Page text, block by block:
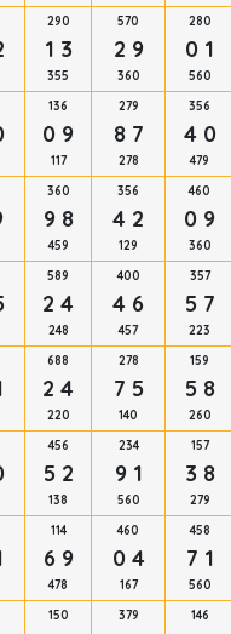
290
1 3
355
570
2 9
360
280
0 1
560
136
0 9
117
279
8 7
278
356
4 0
479
360
9 8
459
356
4 2
129
460
0 9
360
589
2 4
248
400
4 6
457
357
5 7
223
688
2 4
220
278
7 5
140
159
5 8
260
456
5 2
138
234
9 1
560
157
3 8
279
114
6 9
478
460
0 4
167
458
7 1
560
150 379 146